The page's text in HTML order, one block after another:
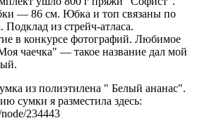
— 86 см. Юбка и топ связаны по
Подклад из стрейч-атласа.
в конкурсе фотографий. Любимое
чаечка" — такое название дал мой
из полиэтилена " Белый ананас".
сумки я разместила здесь:
234443